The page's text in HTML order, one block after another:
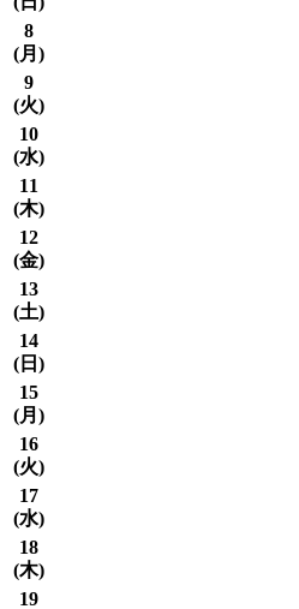
8
(月 )
9
(火)
10
(水)
11
(木)
12
(金)
13
(土)
14
( 日 )
15
(月 )
16
(火)
17
(水)
18
(木)
19